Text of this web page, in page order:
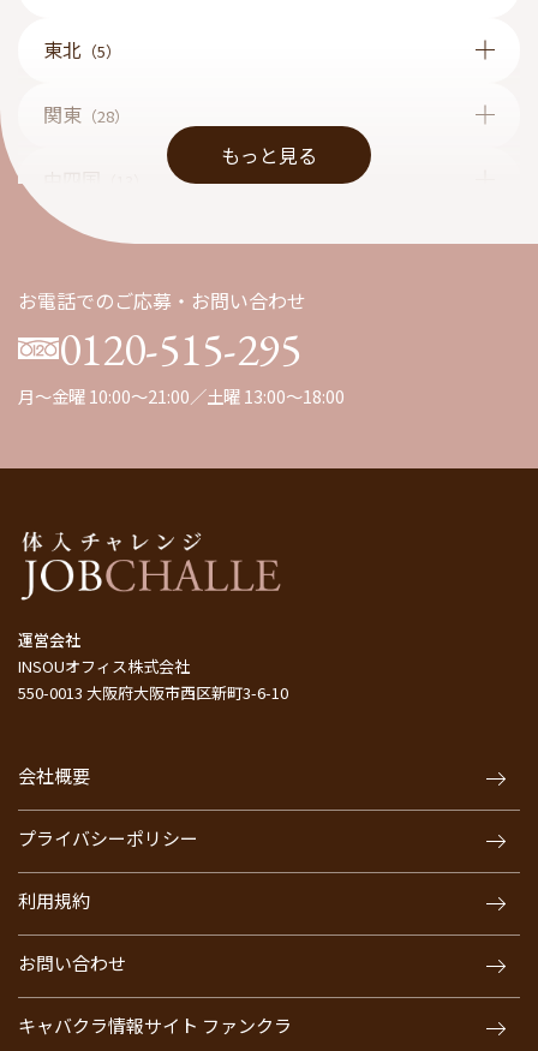
東北 （5）
関東 （28）
（1）
もっと見る
お電話でのご応募・お問い合わせ
0120-515-295
月～金曜 10:00～21:00／土曜 13:00～18:00
運営会社
INSOUオフィス株式会社
550-0013 大阪府大阪市西区新町3-6-10
会社概要
プライバシーポリシー
利用規約
お問い合わせ
キャバクラ情報サイト ファンクラ